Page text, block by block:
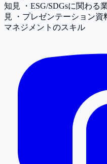
知見 ・ESG/SDGsに関わる
見 ・プレゼンテーション
マネジメントのスキル